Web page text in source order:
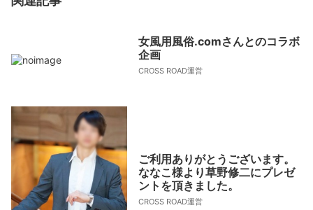
女風用風俗.comさんとのコラボ
企画
CROSS ROAD運営
ご利用ありがとうございます。
ななこ様より草野修二にプレゼ
ントを頂きました。
CROSS ROAD運営